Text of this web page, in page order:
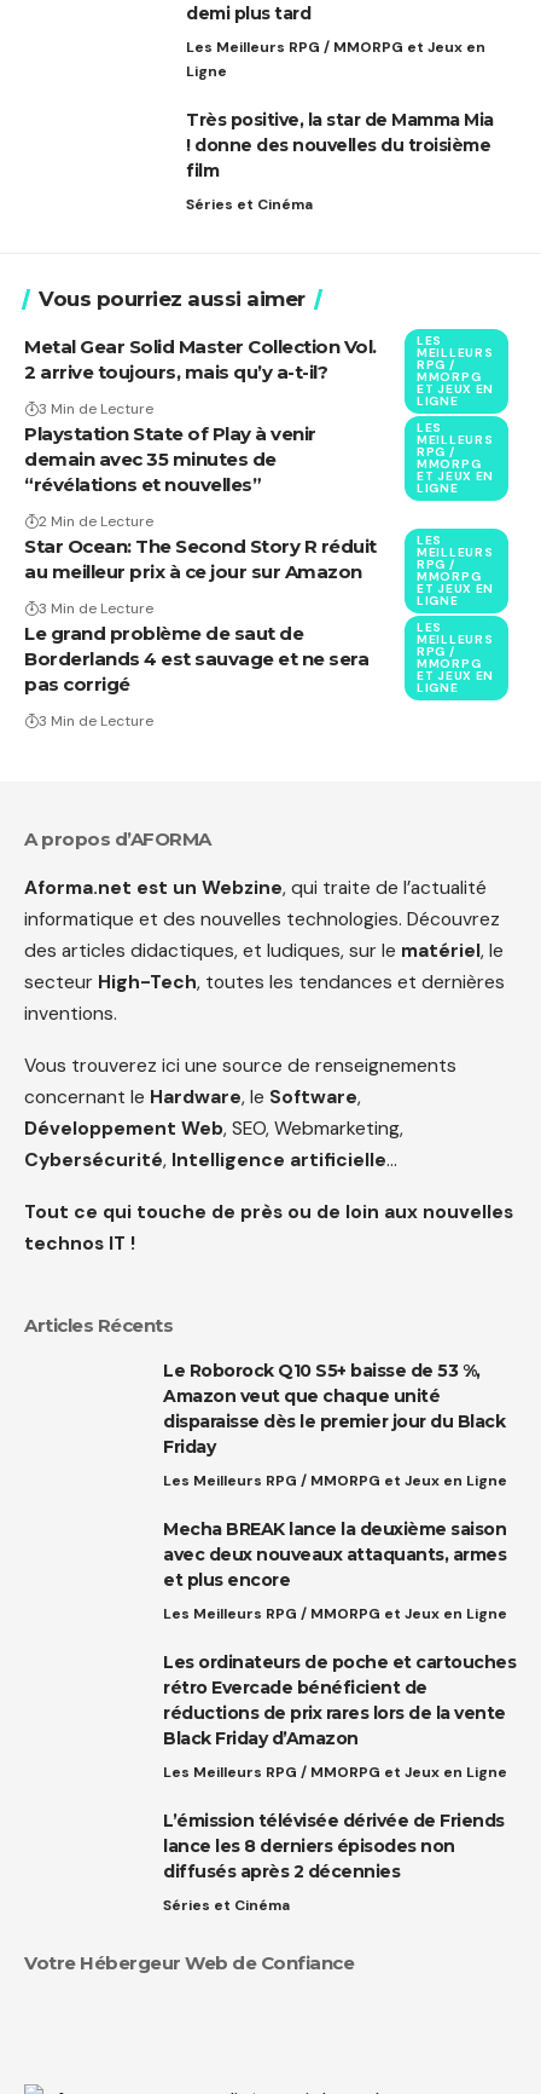
demi plus tard
Les Meilleurs RPG / MMORPG et Jeux en
Ligne
Très positive, la star de Mamma Mia
! donne des nouvelles du troisième
film
Séries et Cinéma
Vous pourriez aussi aimer
LES
MEILLEURS
RPG /
MMORPG
ET JEUX EN
LIGNE
Metal Gear Solid Master Collection Vol.
2 arrive toujours, mais qu’y a-t-il?
3 Min de Lecture
LES
MEILLEURS
RPG /
MMORPG
ET JEUX EN
LIGNE
Playstation State of Play à venir
demain avec 35 minutes de
“révélations et nouvelles”
2 Min de Lecture
LES
MEILLEURS
RPG /
MMORPG
ET JEUX EN
LIGNE
Star Ocean: The Second Story R réduit
au meilleur prix à ce jour sur Amazon
3 Min de Lecture
LES
MEILLEURS
RPG /
MMORPG
ET JEUX EN
LIGNE
Le grand problème de saut de
Borderlands 4 est sauvage et ne sera
pas corrigé
3 Min de Lecture
A propos d’AFORMA
Aforma.net est un Webzine, qui traite de l’actualité
informatique et des nouvelles technologies. Découvrez
des articles didactiques, et ludiques, sur le matériel, le
secteur High-Tech, toutes les tendances et dernières
inventions.
Vous trouverez ici une source de renseignements
concernant le Hardware, le Software,
Développement Web, SEO, Webmarketing,
Cybersécurité, Intelligence artificielle…
Tout ce qui touche de près ou de loin aux nouvelles
technos IT !
Articles Récents
Le Roborock Q10 S5+ baisse de 53 %,
Amazon veut que chaque unité
disparaisse dès le premier jour du Black
Friday
Les Meilleurs RPG / MMORPG et Jeux en Ligne
Mecha BREAK lance la deuxième saison
avec deux nouveaux attaquants, armes
et plus encore
Les Meilleurs RPG / MMORPG et Jeux en Ligne
Les ordinateurs de poche et cartouches
rétro Evercade bénéficient de
réductions de prix rares lors de la vente
Black Friday d’Amazon
Les Meilleurs RPG / MMORPG et Jeux en Ligne
L’émission télévisée dérivée de Friends
lance les 8 derniers épisodes non
diffusés après 2 décennies
Séries et Cinéma
Votre Hébergeur Web de Confiance